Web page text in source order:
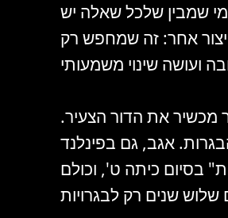
שמבין שלכל שאלה יש
אחר: זה שמחפש רק
את הדור הצעיר.
אגב, גם בפינלנד
בסיום כיתה ט', וכולם